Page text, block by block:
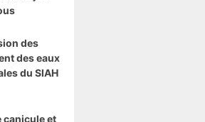
des
des eaux
du SIAH
canicule et